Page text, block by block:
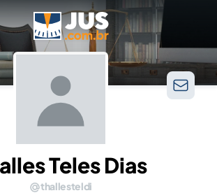
Teles Dias
thallesteldi